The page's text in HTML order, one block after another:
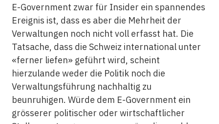
E-Government zwar für Insider ein spannendes
Ereignis ist, dass es aber die Mehrheit der
Verwaltungen noch nicht voll erfasst hat. Die
Tatsache, dass die Schweiz international unter
«ferner liefen» geführt wird, scheint
hierzulande weder die Politik noch die
Verwaltungsführung nachhaltig zu
beunruhigen. Würde dem E-Government ein
grösserer politischer oder wirtschaftlicher